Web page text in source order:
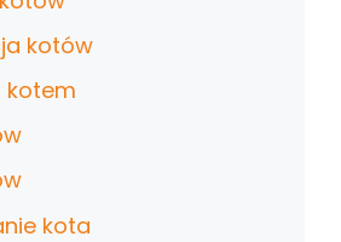
kotów
kotem
kota